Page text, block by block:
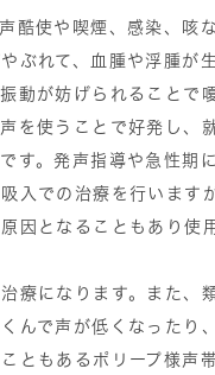
酷使や喫煙、感染、咳
ぶれて、血腫や浮腫が
動が妨げられることで
を使うことで好発し、
す。発声指導や急性期
入での治療を行います
因となることもあり使
療になります。また、
んで声が低くなったり
ともあるポリープ様声